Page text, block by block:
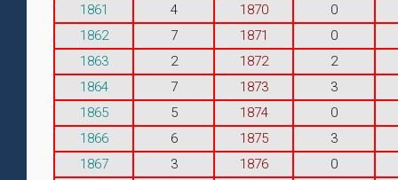
1861
4 1870
0
1862
7 1871
0
1863
2 1872
2
1864
7 1873
3
1865
5 1874
0
1866
6 1875
3
1867
3 1876
0